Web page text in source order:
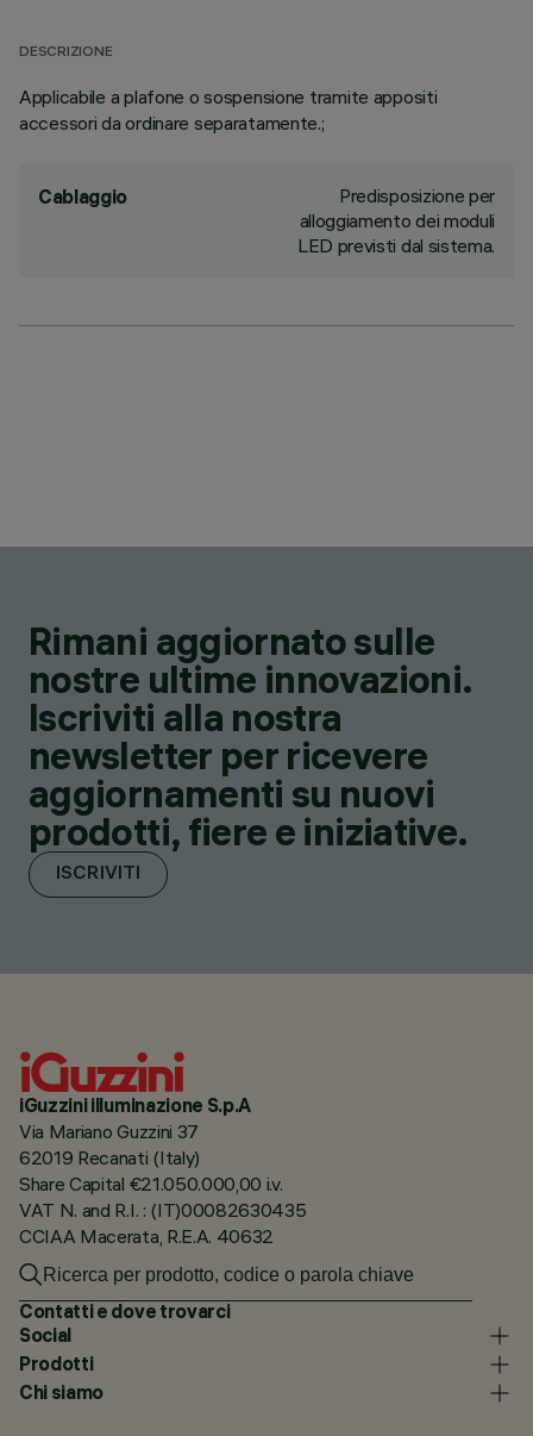
DESCRIZIONE
Applicabile a plafone o sospensione tramite appositi
accessori da ordinare separatamente.;
Cablaggio
Predisposizione per
alloggiamento dei moduli
LED previsti dal sistema.
Rimani aggiornato sulle
nostre ultime innovazioni.
Iscriviti alla nostra
newsletter per ricevere
aggiornamenti su nuovi
prodotti, fiere e iniziative.
ISCRIVITI
iGuzzini illuminazione S.p.A
Via Mariano Guzzini 37
62019 Recanati (Italy)
Share Capital €21.050.000,00 i.v.
VAT N. and R.I. : (IT)00082630435
CCIAA Macerata, R.E.A. 40632
Contatti e dove trovarci
Social
Prodotti
Chi siamo